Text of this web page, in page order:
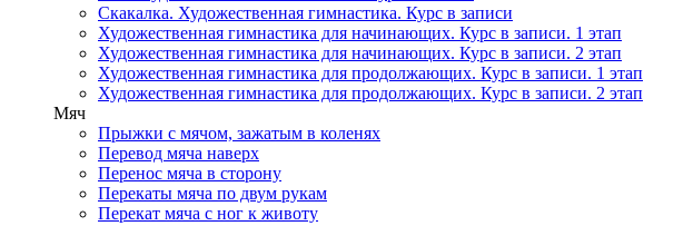
Скакалка. Художественная гимнастика. Курс в записи
Художественная гимнастика для начинающих. Курс в записи. 1 этап
Художественная гимнастика для начинающих. Курс в записи. 2 этап
Художественная гимнастика для продолжающих. Курс в записи. 1 этап
Художественная гимнастика для продолжающих. Курс в записи. 2 этап
Мяч
Прыжки с мячом, зажатым в коленях
Перевод мяча наверх
Перенос мяча в сторону
Перекаты мяча по двум рукам
Перекат мяча с ног к животу